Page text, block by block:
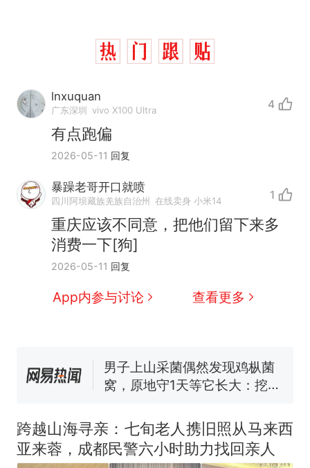
lnxuquan
广东深圳 vivo X100 Ultra 4
有点跑偏
2026-05-11 回复
暴躁老哥开口就喷
四川阿坝藏族羌族自治州 在线卖身 小米14 1
重庆应该不同意，把他们留下来多
消费一下[狗]
2026-05-11 回复
App内参与讨论 查看更多
热 制裁瓜子饺子，美国怕什
么？
新 那个在床头放菜刀的女孩，
协会回应
男子上山采菌偶然发现鸡枞菌
窝，原地守1天等它长大：挖了
回大海 目击者直呼震惊 （视频
来源：参考消息）
笔试第一被第二名传话劝弃考
官方通报
跨越山海寻亲：七旬老人携旧照从马来西
亚来蓉，成都民警六小时助力找回亲人